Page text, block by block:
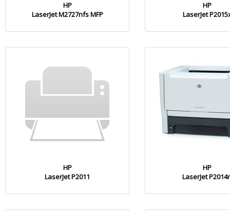
HP
LaserJet M2727nfs MFP
HP
LaserJet
HP
LaserJet P2011
HP
LaserJet